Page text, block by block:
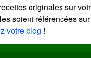
originales sur
soient référencées sur
votre blog !